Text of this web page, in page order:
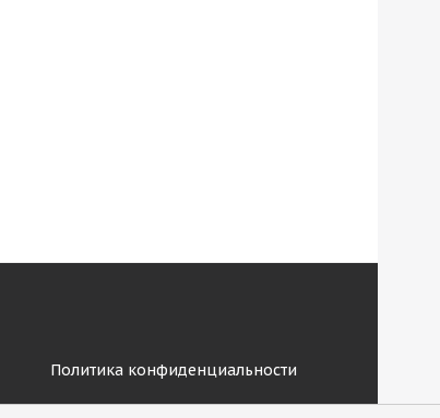
Политика конфиденциальности